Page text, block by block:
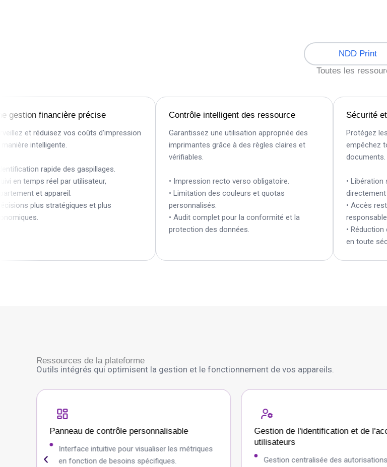
NDD Print
Toutes les
financière précise
et réduisez vos coûts d'impression
intelligente.
rapide des gaspillages.
en temps réel par utilisateur,
et appareil.
plus stratégiques et plus
Contrôle intelligent des ressource
Garantissez une utilisation appropriée des
imprimantes grâce à des règles claires et
vérifiables.
• Impression recto verso obligatoire.
• Limitation des couleurs et quotas
personnalisés.
• Audit complet pour la conformité et la
protection des données.
Sécurité et
Protégez les
empêchez
documents.
• Libération
directement
• Accès
responsable.
• Réduction
en toute
Ressources de la plateforme
Outils intégrés qui optimisent la gestion et le fonctionnement de vos appareils.
Panneau de contrôle personnalisable
Interface intuitive pour visualiser les métriques
en fonction de besoins spécifiques.
Gestion de l'identification et de
utilisateurs
Gestion centralisée des